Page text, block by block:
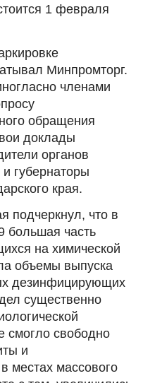
1 февраля
Минпромторг.
членами
обращения
доклады
органов
губернаторы
края.
подчеркнул, что в
большая часть
на химической
объемы выпуска
дезинфицирующих
существенно
смогло свободно
и
местах массового